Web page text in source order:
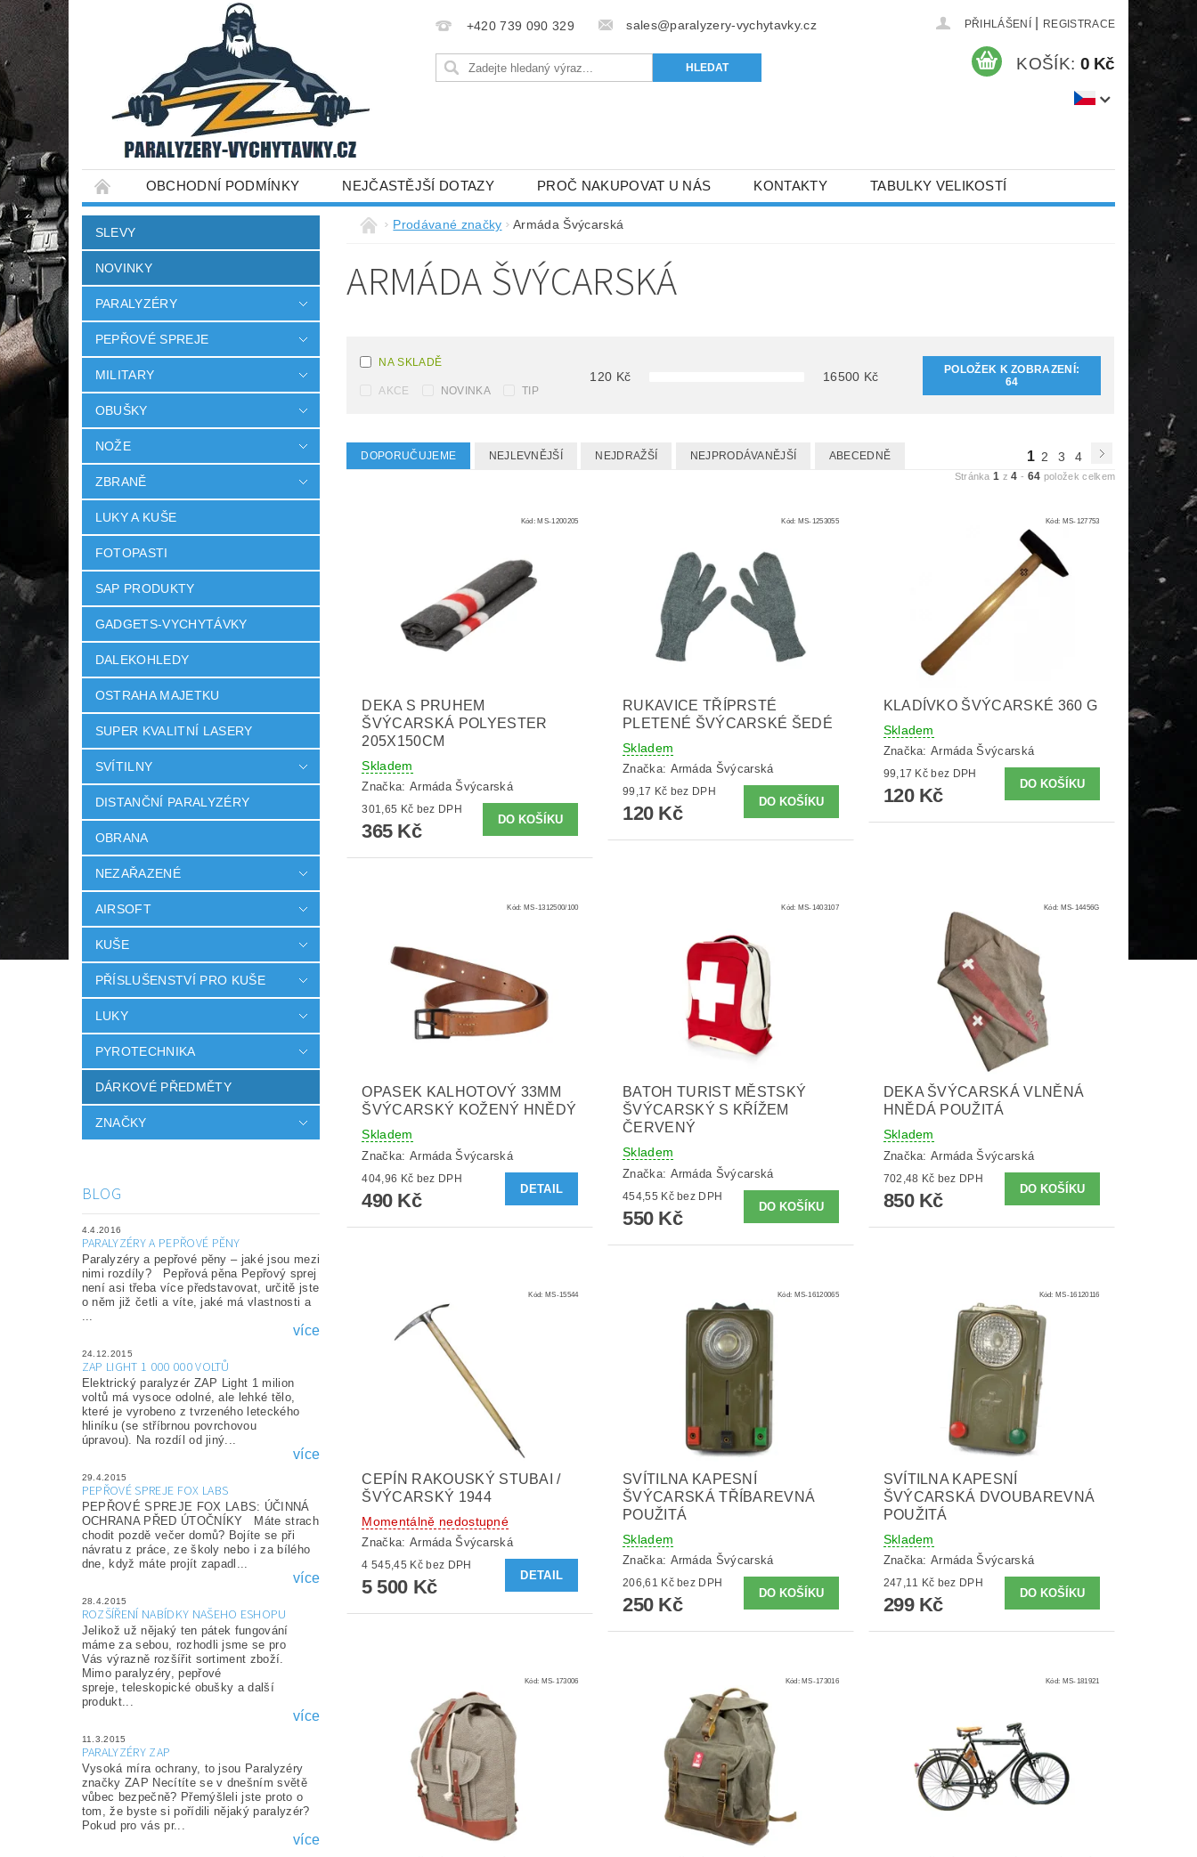
+420 739 090 329 sales@paralyzery-vychytavky.cz PŘIHLÁŠENÍ REGISTRACE
KOŠÍK: 0 Kč
OBCHODNÍ PODMÍNKY NEJČASTĚJŠÍ DOTAZY PROČ NAKUPOVAT U NÁS KONTAKTY TABULKY VELIKOSTÍ
SLEVY
NOVINKY
PARALYZÉRY
PEPŘOVÉ SPREJE
MILITARY
OBUŠKY
NOŽE
ZBRANĚ
LUKY A KUŠE
FOTOPASTI
SAP PRODUKTY
GADGETS-VYCHYTÁVKY
DALEKOHLEDY
OSTRAHA MAJETKU
SUPER KVALITNÍ LASERY
SVÍTILNY
DISTANČNÍ PARALYZÉRY
OBRANA
NEZAŘAZENÉ
AIRSOFT
KUŠE
PŘÍSLUŠENSTVÍ PRO KUŠE
LUKY
PYROTECHNIKA
DÁRKOVÉ PŘEDMĚTY
ZNAČKY
BLOG
4.4.2016
PARALYZÉRY A PEPŘOVÉ PĚNY
Paralyzéry a pepřové pěny – jaké jsou mezi
nimi rozdíly? Pepřová pěna Pepřový sprej
není asi třeba více představovat, určitě jste
o něm již četli a víte, jaké má vlastnosti a
...
více
24.12.2015
ZAP LIGHT 1 000 000 VOLTŮ
Elektrický paralyzér ZAP Light 1 milion
voltů má vysoce odolné, ale lehké tělo,
které je vyrobeno z tvrzeného leteckého
hliníku (se stříbrnou povrchovou
úpravou). Na rozdíl od jiný...
více
29.4.2015
PEPŘOVÉ SPREJE FOX LABS
PEPŘOVÉ SPREJE FOX LABS: ÚČINNÁ
OCHRANA PŘED ÚTOČNÍKY Máte strach
chodit pozdě večer domů? Bojíte se při
návratu z práce, ze školy nebo i za bílého
dne, když máte projít zapadl...
více
28.4.2015
ROZŠÍŘENÍ NABÍDKY NAŠEHO ESHOPU
Jelikož už nějaký ten pátek fungování
máme za sebou, rozhodli jsme se pro
Vás výrazně rozšířit sortiment zboží.
Mimo paralyzéry, pepřové
spreje, teleskopické obušky a další
produkt...
více
11.3.2015
PARALYZÉRY ZAP
Vysoká míra ochrany, to jsou Paralyzéry
značky ZAP Necítíte se v dnešním světě
vůbec bezpečně? Přemýšleli jste proto o
tom, že byste si pořídili nějaký paralyzér?
Pokud pro vás pr...
více
Prodávané značky Armáda Švýcarská
ARMÁDA ŠVÝCARSKÁ
NA SKLADĚ
AKCE NOVINKA TIP
120 Kč 16500 Kč
POLOŽEK K ZOBRAZENÍ:
64
DOPORUČUJEME NEJLEVNĚJŠÍ NEJDRAŽŠÍ NEJPRODÁVANĚJŠÍ ABECEDNĚ 1 2 3 4
Stránka1 z4 - 64 položek celkem
Kód:MS-1200205
DEKA S PRUHEM
ŠVÝCARSKÁ POLYESTER
205X150CM
Skladem
Značka: Armáda Švýcarská
301,65 Kč bez DPH
365 Kč
Kód: MS-1253055
RUKAVICE TŘÍPRSTÉ
PLETENÉ ŠVÝCARSKÉ ŠEDÉ
Skladem
Značka: Armáda Švýcarská
99,17 Kč bez DPH
120 Kč
Kód: MS-127753
KLADÍVKO ŠVÝCARSKÉ 360 G
Skladem
Značka:Armáda Švýcarská
99,17 Kč bez DPH
120 Kč
Kód: MS-1312500/100
OPASEK KALHOTOVÝ 33MM
ŠVÝCARSKÝ KOŽENÝ HNĚDÝ
Skladem
Značka: Armáda Švýcarská
404,96 Kč bez DPH
490 Kč
DETAIL
Kód: MS-1403107
BATOH TURIST MĚSTSKÝ
ŠVÝCARSKÝ S KŘÍŽEM
ČERVENÝ
Skladem
Značka: Armáda Švýcarská
454,55 Kč bez DPH
550 Kč
Kód: MS-14456G
DEKA ŠVÝCARSKÁ VLNĚNÁ
HNĚDÁ POUŽITÁ
Skladem
Značka:Armáda Švýcarská
702,48 Kč bez DPH
850 Kč
Kód: MS-15544
CEPÍN RAKOUSKÝ STUBAI /
ŠVÝCARSKÝ 1944
Momentálně nedostupné
Značka: Armáda Švýcarská
4 545,45 Kč bez DPH
5 500 Kč
DETAIL
Kód: MS-16120065
SVÍTILNA KAPESNÍ
ŠVÝCARSKÁ TŘÍBAREVNÁ
POUŽITÁ
Skladem
Značka: Armáda Švýcarská
206,61 Kč bez DPH
250 Kč
Kód:MS-16120116
SVÍTILNA KAPESNÍ
ŠVÝCARSKÁ DVOUBAREVNÁ
POUŽITÁ
Skladem
Značka:Armáda Švýcarská
247,11 Kč bez DPH
299 Kč
Kód: MS-173006 Kód:MS-173016 Kód: MS-181921